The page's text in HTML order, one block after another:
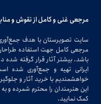
مرجعی غنی و کامل از نقوش و
سایت تصویرستان با هدف
مرجعی کامل جهت استفاده طراحان
باشد. بیشتر آثار قرار گرفته
ایرانی تهیه و جمع‌آوری شده
خواهشمندیم با خرید آثار و
این هنرمندان را محترم شمرده و
کمک نمایید.